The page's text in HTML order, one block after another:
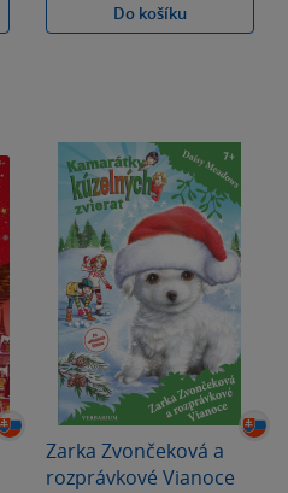
Do košíku
Zarka Zvončeková a
rozprávkové Vianoce